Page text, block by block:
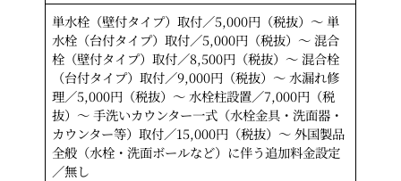
単水栓（壁付タイプ）取付／5,000円（税抜）～ 単
水栓（台付タイプ）取付／5,000円（税抜）～ 混合
栓（壁付タイプ）取付／8,500円（税抜）～ 混合栓
（台付タイプ）取付／9,000円（税抜）～ 水漏れ修
理／5,000円（税抜）～ 水栓柱設置／7,000円（税
抜）～ 手洗いカウンター一式（水栓金具・洗面器・
カウンター等）取付／15,000円（税抜）～ 外国製品
全般（水栓・洗面ボールなど）に伴う追加料金設定
／無し